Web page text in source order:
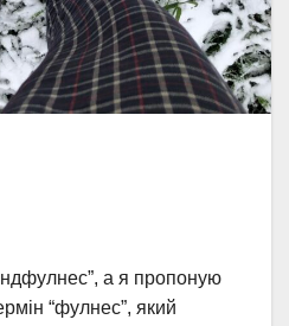
а я пропоную
“фулнес”, який